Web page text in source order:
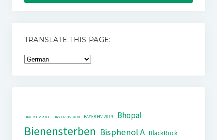
TRANSLATE THIS PAGE:
BAYER HV 2011 BAYER HV 2018 BAYER HV 2019 Bhopal
Bienensterben Bisphenol A BlackRock